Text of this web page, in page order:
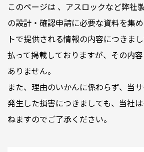
このページは 、アスロックなど弊社
の設計・確認申請に必要な資料を集
トで提供される情報の内容につきま
払って掲載しておりますが、その内
ありません。
また、理由のいかんに係わらず、当
発生した損害につきましても、当社
ねますのでご了承ください。